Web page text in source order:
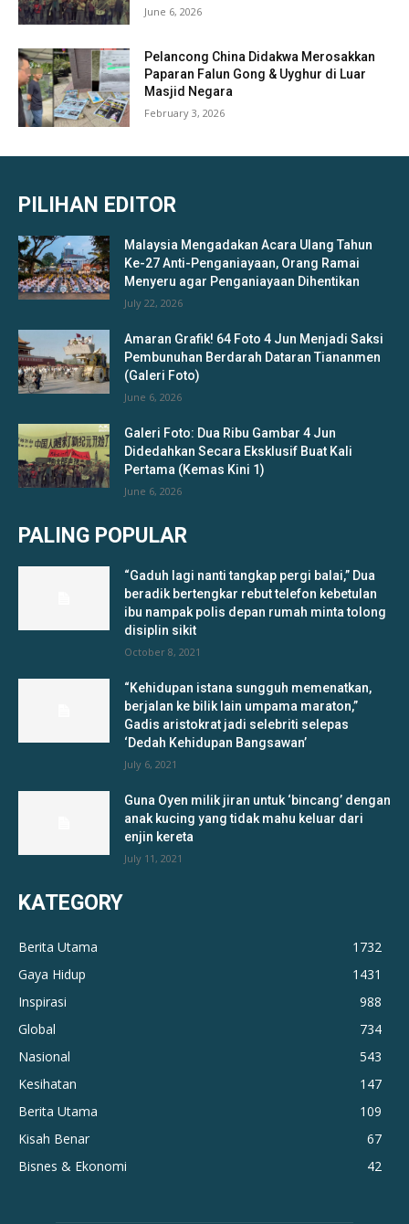
June 6, 2026
Pelancong China Didakwa Merosakkan
Paparan Falun Gong & Uyghur di Luar
Masjid Negara
February 3, 2026
PILIHAN EDITOR
Malaysia Mengadakan Acara Ulang Tahun
Ke-27 Anti-Penganiayaan, Orang Ramai
Menyeru agar Penganiayaan Dihentikan
July 22, 2026
Amaran Grafik! 64 Foto 4 Jun Menjadi Saksi
Pembunuhan Berdarah Dataran Tiananmen
(Galeri Foto)
June 6, 2026
Galeri Foto: Dua Ribu Gambar 4 Jun
Didedahkan Secara Eksklusif Buat Kali
Pertama (Kemas Kini 1)
June 6, 2026
PALING POPULAR
“Gaduh lagi nanti tangkap pergi balai,” Dua
beradik bertengkar rebut telefon kebetulan
ibu nampak polis depan rumah minta tolong
disiplin sikit
October 8, 2021
“Kehidupan istana sungguh memenatkan,
berjalan ke bilik lain umpama maraton,”
Gadis aristokrat jadi selebriti selepas
‘Dedah Kehidupan Bangsawan’
July 6, 2021
Guna Oyen milik jiran untuk ‘bincang’ dengan
anak kucing yang tidak mahu keluar dari
enjin kereta
July 11, 2021
KATEGORY
Berita Utama
1732
Gaya Hidup
1431
Inspirasi
988
Global
734
Nasional
543
Kesihatan
147
Berita Utama
109
Kisah Benar
67
Bisnes & Ekonomi
42